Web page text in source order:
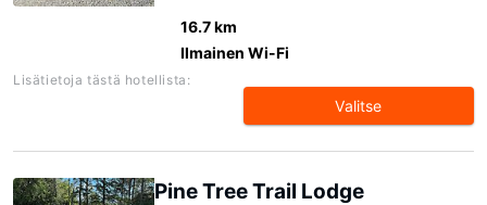
16.7 km
Ilmainen Wi-Fi
Lisätietoja tästä hotellista:
Valitse
Pine Tree Trail Lodge